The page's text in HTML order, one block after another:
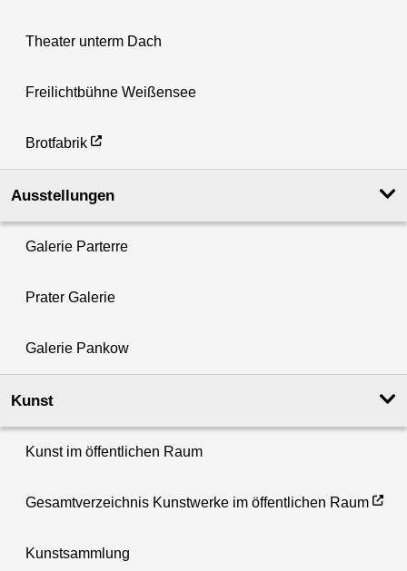
Theater unterm Dach
Freilichtbühne Weißensee
Brotfabrik
Ausstellungen
Galerie Parterre
Prater Galerie
Galerie Pankow
Kunst
Kunst im öffentlichen Raum
Gesamtverzeichnis Kunstwerke im öffentlichen Raum
Kunstsammlung